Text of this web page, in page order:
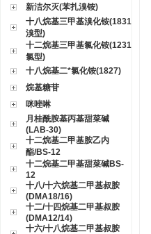
新洁尔灭(苯扎溴铵)
十八烷基三甲基溴化铵(1831
溴型)
十二烷基三甲基氯化铵(1231
氯型)
十八烷基二*氯化铵(1827)
烷基糖苷
咪唑啉
月桂酰胺基丙基甜菜碱
(LAB-30)
十二烷基二甲基胺乙内
酯/BS-12
十二烷基二甲基甜菜碱BS-
12
十八/十六烷基二甲基叔胺
(DMA18/16)
十二/十四烷基二甲基叔胺
(DMA12/14)
十六/十八烷基二甲基叔胺